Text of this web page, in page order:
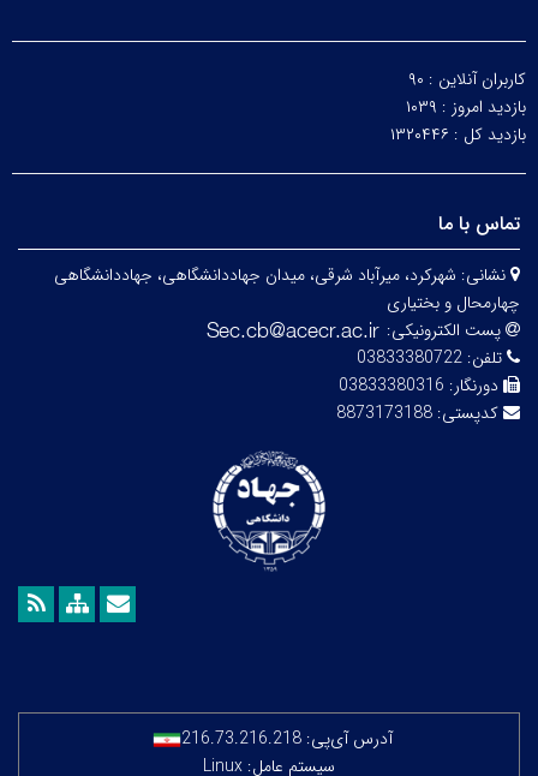
کاربران آنلاین : ۹۰
بازدید امروز : ۱۰۳۹
بازدید کل : ۱۳۲۰۴۴۶
تماس با ما
نشانی: شهرکرد، میرآباد شرقی، میدان جهاددانشگاهی، جهاددانشگاهی
چهارمحال و بختیاری
پست الکترونیکی:
تلفن: 03833380722
دورنگار: 03833380316
کدپستی: 8873173188
آدرس آی‌پی: 216.73.216.218
سیستم عامل: Linux